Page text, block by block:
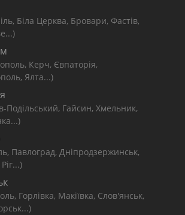
Біла Церква, Бровари, Фастів,
Керч, Євпаторія,
Ялта...)
Подільський, Гайсин, Хмельник,
Павлоград, Дніпродзержинськ,
Горлівка, Макіївка, Слов'янськ,